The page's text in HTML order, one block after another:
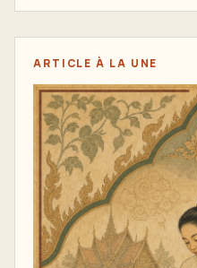
ARTICLE À LA UNE